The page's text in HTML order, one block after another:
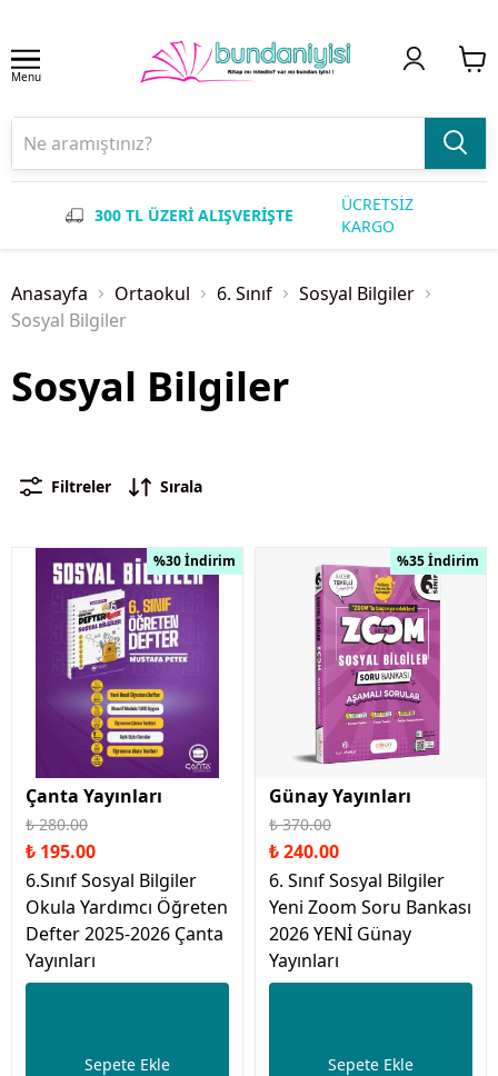
Menu
300 TL ÜZERİ ALIŞVERİŞTE
ÜCRETSİZ
KARGO
Anasayfa Ortaokul 6. Sınıf
Sosyal Bilgiler
Sosyal Bilgiler
Sosyal Bilgiler
Filtreler Sırala
%30 İndirim
Çanta Yayınları
₺ 280.00
₺ 195.00
6.Sınıf Sosyal Bilgiler
Okula Yardımcı Öğreten
Defter 2025-2026 Çanta
Yayınları
Sepete Ekle
%35 İndirim
Günay Yayınları
₺ 370.00
₺ 240.00
6. Sınıf Sosyal Bilgiler
Yeni Zoom Soru Bankası
2026 YENİ Günay
Yayınları
Sepete Ekle